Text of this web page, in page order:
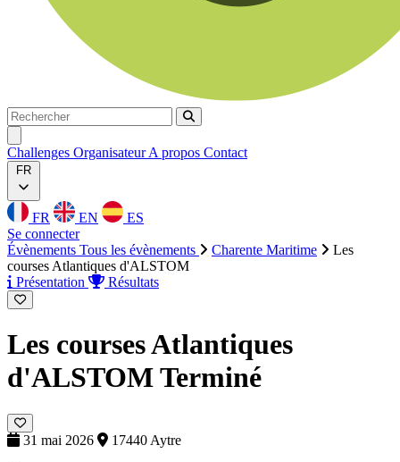
Rechercher
Rechercher
Challenges OrganisateurA propos Contact
FR
FR EN
ES
Se connecter
Évènements Tous les évènements Charente Maritime
Les
courses Atlantiques d'ALSTOM
Présentation
Résultats
Les courses Atlantiques
d'ALSTOMTerminé
31 mai 2026 17440 Aytre